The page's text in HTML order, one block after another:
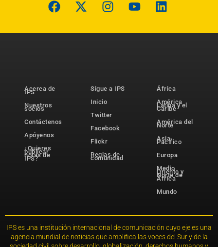
Acerca de
IPS
Nuestros
socios
Contáctenos
Apóyenos
¿Quieres
publicar
notas de
IPS?
Sigue a IPS
Inicio
Twitter
Facebook
Flickr
Reglas de
comunidad
África
América
Latina y el
Caribe
América del
Norte
Asia-
Pacífico
Europa
Medio
Oriente y
Norte de
África
Mundo
IPS es una institución internacional de comunicación cuyo eje es una
agencia mundial de noticias que amplifica las voces del Sur y de la